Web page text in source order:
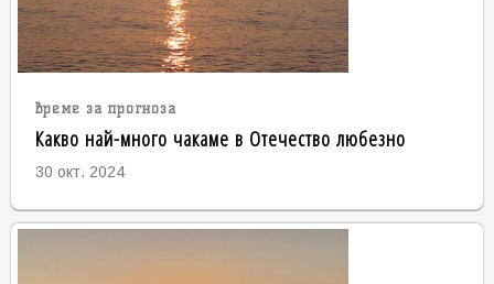
време за прогноза
Какво най-много чакаме в Отечество любезно
30 окт. 2024